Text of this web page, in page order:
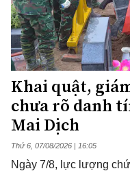
Khai quật,
chưa rõ danh
Mai Dịch
Thứ 6, 07/08/2026 | 16:05
Ngày 7/8, lực lượng